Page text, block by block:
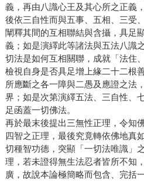
義，再由八識心王及其心所之正義
後依三自性而與五事、五相、三受
闡釋其間的互相聯結與含攝，具足
義；如是演繹此等諸法與五法八識
切法是如何互相關聯，成就「法住
檢視自身是否具足增上緣二十二根
所應斷之各一障與二愚及應證之法
界；如是次第演繹五法、三自性、
足函蓋一切佛法。
再於最末後提出三無性正理，令知
四智之正理，最後究竟轉依佛地真
切種智功德，突顯「一切法唯識」
理，若未證得無生法忍者皆所不知
廣，故說本論極簡略而包含、完括